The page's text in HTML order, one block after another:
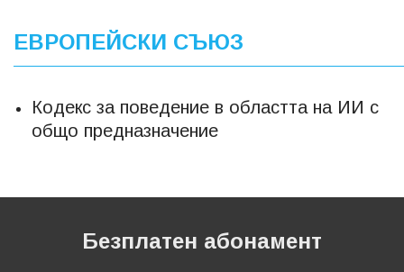
ЕВРОПЕЙСКИ СЪЮЗ
Кодекс за поведение в областта на ИИ с
общо предназначение
Безплатен абонамент